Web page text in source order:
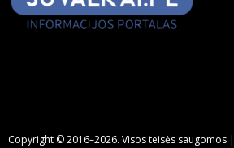
Copyright © 2016–2026. Visos teisės saugomos |